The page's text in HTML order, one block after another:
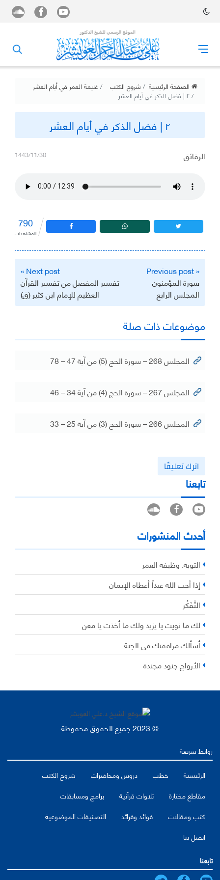
الصفحة الرئيسية شروح الكتب غنيمة العمر في أيام العشر
٢ | فضل الذكر في أيام العشر
1443/11/30 الرقائق
790
المشاهدات
تصفّح
المقالات
« Previous post
سورة المؤمنون
المجلس الرابع
Next post »
تفسير المفصل من تفسير القرآن
العظيم للإمام ابن كثير (ق)
موضوعات ذات صلة
المجلس 268 – سورة الحج (5) من آية 47 – 78
المجلس 267 – سورة الحج (4) من آية 34 – 46
المجلس 266 – سورة الحج (3) من آية 25 – 33
اترك تعليقًا
تابعنا
أحدث المنشورات
التوبة: وظيفة العمر
إذا أحب الله عبداً أعطاه الإيمان
التَّفَكُر
لك ما نويت يا يزيد ولك ما أخذت يا معن
أسألك مرافقتك في الجنة
الأرواح جنود مجندة
© 2023 جميع الحقوق محفوظة
روابط سريعة
الرئيسية
خطب دروس ومحاضرات
شروح الكتب
مقاطع مختارة
تلاوات قرآنية
برامج ومسابقات
كتب ومقالات
فوائد وفرائد
التصنيفات الموضوعية
اتصل بنا
تابعنا